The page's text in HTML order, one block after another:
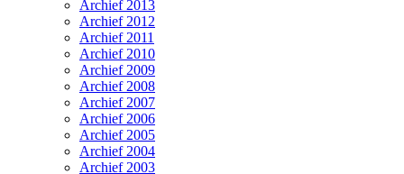
Archief 2013
Archief 2012
Archief 2011
Archief 2010
Archief 2009
Archief 2008
Archief 2007
Archief 2006
Archief 2005
Archief 2004
Archief 2003